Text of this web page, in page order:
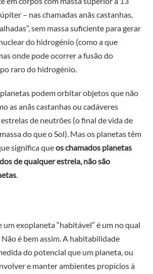
– nas chamadas anãs castanhas,
sem massa suficiente para gerar
do hidrogénio (como a que
onde pode ocorrer a fusão do
raro do hidrogénio.
podem orbitar objetos que não
as anãs castanhas ou cadáveres
de neutrões (o final de vida de
do que o Sol). Mas os planetas têm
significa queos chamados planetas
de qualquer estrela, não são
.
um exoplaneta “habitável” é um no qual
é bem assim. A habitabilidade
do potencial que um planeta, ou
e manter ambientes propícios à